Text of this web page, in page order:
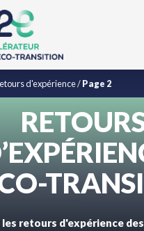
d'expérience/Page 2
les retours d'expérience